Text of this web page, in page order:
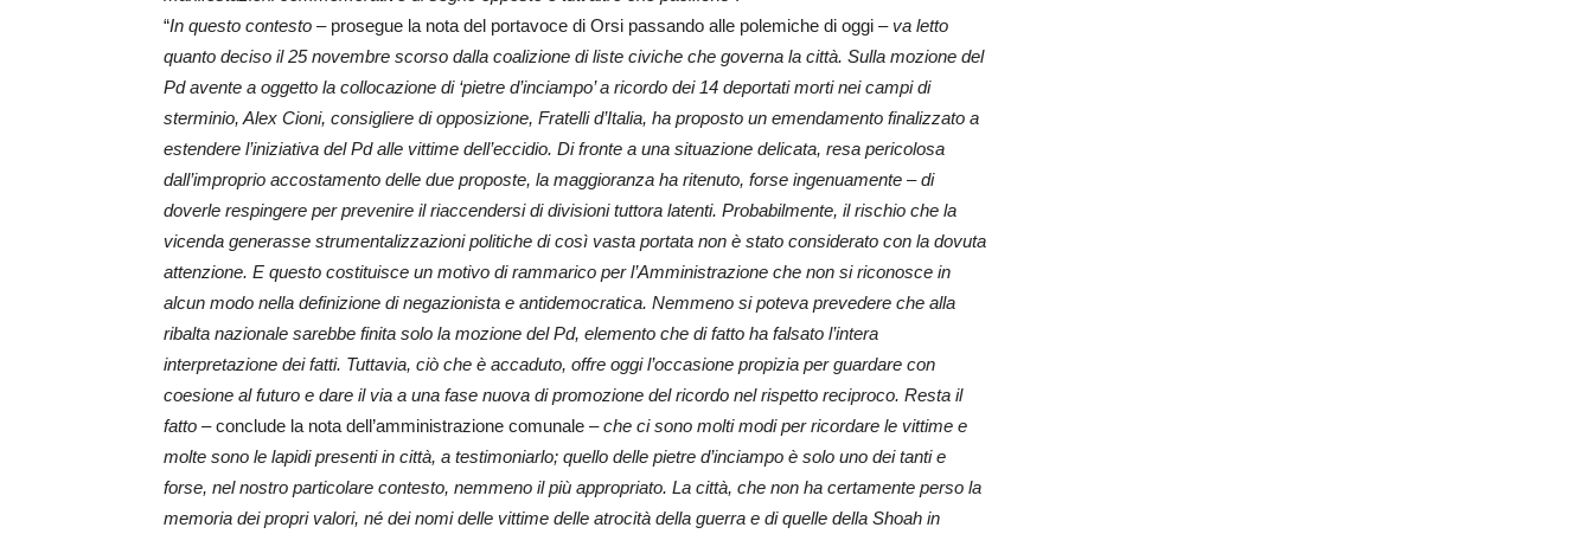
“In questo contesto – prosegue la nota del portavoce di Orsi passando alle polemiche di oggi – va letto
quanto deciso il 25 novembre scorso dalla coalizione di liste civiche che governa la città. Sulla mozione del
Pd avente a oggetto la collocazione di ‘pietre d’inciampo’ a ricordo dei 14 deportati morti nei campi di
sterminio, Alex Cioni, consigliere di opposizione, Fratelli d’Italia, ha proposto un emendamento finalizzato a
estendere l’iniziativa del Pd alle vittime dell’eccidio. Di fronte a una situazione delicata, resa pericolosa
dall’improprio accostamento delle due proposte, la maggioranza ha ritenuto, forse ingenuamente – di
doverle respingere per prevenire il riaccendersi di divisioni tuttora latenti. Probabilmente, il rischio che la
vicenda generasse strumentalizzazioni politiche di così vasta portata non è stato considerato con la dovuta
attenzione. E questo costituisce un motivo di rammarico per l’Amministrazione che non si riconosce in
alcun modo nella definizione di negazionista e antidemocratica. Nemmeno si poteva prevedere che alla
ribalta nazionale sarebbe finita solo la mozione del Pd, elemento che di fatto ha falsato l’intera
interpretazione dei fatti. Tuttavia, ciò che è accaduto, offre oggi l’occasione propizia per guardare con
coesione al futuro e dare il via a una fase nuova di promozione del ricordo nel rispetto reciproco. Resta il
fatto – conclude la nota dell’amministrazione comunale –che ci sono molti modi per ricordare le vittime e
molte sono le lapidi presenti in città, a testimoniarlo; quello delle pietre d’inciampo è solo uno dei tanti e
forse, nel nostro particolare contesto, nemmeno il più appropriato. La città, che non ha certamente perso la
memoria dei propri valori, né dei nomi delle vittime delle atrocità della guerra e di quelle della Shoah in